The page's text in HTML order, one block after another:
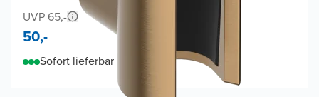
UVP 65,-
50,-
Sofort lieferbar